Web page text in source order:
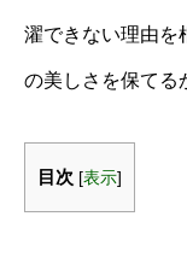
濯できない理由を
の美しさを保てる
目次 [表示]